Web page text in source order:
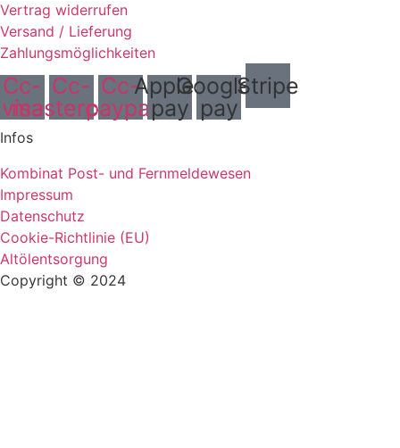
Vertrag widerrufen
Versand / Lieferung
Zahlungsmöglichkeiten
Cc-
visa
Cc-
mastercard
Cc-
paypal
Apple-
pay
Google-
pay
Stripe
Infos
Kombinat Post- und Fernmeldewesen
Impressum
Datenschutz
Cookie-Richtlinie (EU)
Altölentsorgung
Copyright © 2024